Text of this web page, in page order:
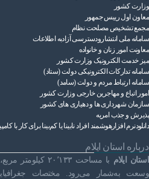
وزارت کشور
معاون اول رییس جمهور
مجمع تشخیص مصلحت نظام
سامانه ملی انتشارودسترسی آزادبه اطلاعات
معاونت امور زنان و خانواده
میز خدمت الکترونیک وزارت کشور
سامانه تدارکات الکترونیکی دولت (ستاد)
سامانه ارتباط مردم و دولت (سامد)
امور اتباع و مهاجرین خارجی وزارت کشور
سازمان شهرداری ها و دهیاری های کشور
پذیرش و جذب امریه
دانلودنرم افزارهوشمند افراد نابینا یا کم‌بینا برای کار با
درباره استان ایلام
استان ایلام
با مساحت ۲۰٬۱۳۳